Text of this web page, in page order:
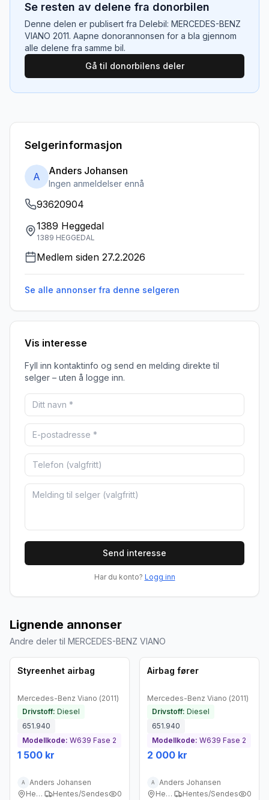
Se resten av delene fra donorbilen
Denne delen er publisert fra Delebil: MERCEDES-BENZ
VIANO 2011. Aapne donorannonsen for a bla gjennom
alle delene fra samme bil.
Gå til donorbilens deler
Selgerinformasjon
A Anders Johansen
Ingen anmeldelser ennå
93620904
1389 Heggedal
1389 HEGGEDAL
Medlem siden 27.2.2026
Se alle annonser fra denne selgeren
Vis interesse
Fyll inn kontaktinfo og send en melding direkte til
selger – uten å logge inn.
Send interesse
Har du konto? Logg inn
Lignende annonser
Andre deler til MERCEDES-BENZ VIANO
Brukt - god tilstand
Styreenhet airbag
Mercedes-Benz Viano (2011)
Drivstoff: Diesel
651.940
Modellkode: W639 Fase 2
1 500 kr
A
Anders Johansen
Heggedal
Hentes/Sendes 0
Airbag fører
Mercedes-Benz Viano (2011)
Drivstoff: Diesel
651.940
Modellkode: W639 Fase 2
2 000 kr
A
Anders Johansen
Heggedal
Hentes/Sendes 0